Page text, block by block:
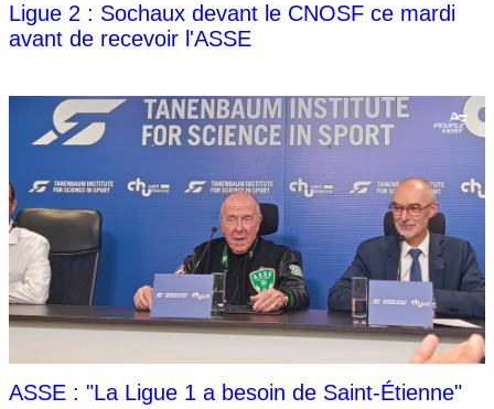
Ligue 2 : Sochaux devant le CNOSF ce mardi
avant de recevoir l'ASSE
ASSE : "La Ligue 1 a besoin de Saint-Étienne"